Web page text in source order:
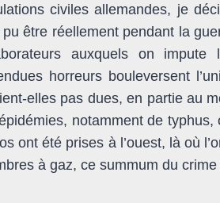
civiles allemandes, je
pu être réellement pendant la
auxquels on
horreurs bouleversent
elles pas dues, en partie au
notamment de
ont été prises à l’ouest, là où
à gaz, ce summum du